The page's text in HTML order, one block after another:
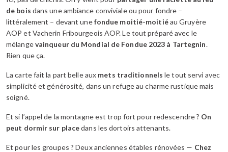
de bois dans une ambiance conviviale ou pour fondre –
littéralement – devant unefondue moitié-moitiéau Gruyère
AOP et Vacherin Fribourgeois AOP. Le tout préparé avec le
mélangevainqueur du Mondial de Fondue 2023 à Tartegnin.
Rien que ça.
La carte fait la part belle aux mets traditionnels le tout servi avec
simplicité et générosité, dans un refuge au charme rustique mais
soigné.
Et si l’appel de la montagne est trop fort pour redescendre ? On
peut dormir sur placedans les dortoirs attenants.
Et pour les groupes ? Deux anciennes étables rénovées — Chez